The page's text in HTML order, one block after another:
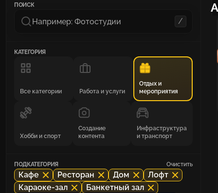
ПОИСК
/
КАТЕГОРИЯ
Все категории Работа и услуги
Отдых и
мероприятия
Хобби и спорт
Создание
контента
Инфраструктура
и транспорт
ПОДКАТЕГОРИЯ Очистить
Кафе Ресторан Дом
Лофт
Караоке-зал
Банкетный зал